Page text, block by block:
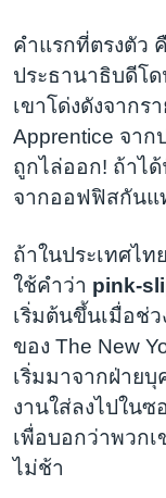
คำแรกที่ตรงตัว
ประธานาธิบดีโ
เขาโด่งดังจากร
Apprentice จาก
ถูกไล่ออก! ถ้าไ
จากออฟฟิสกันแ
ถ้าในประเทศไท
ใช้คำว่า pink-
เริ่มต้นขึ้นเมื่อช่
ของ The New
เริ่มมาจากฝ่าย
งานใส่ลงไปในซ
เพื่อบอกว่าพวก
ไม่ช้า